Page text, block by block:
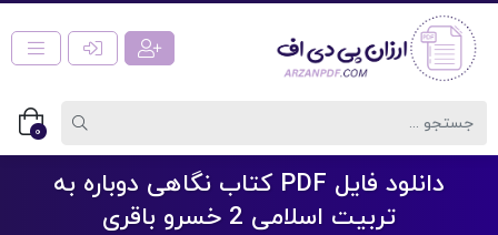
0
دانلود فایل PDF کتاب نگاهی دوباره به
تربیت اسلامی 2 خسرو باقری